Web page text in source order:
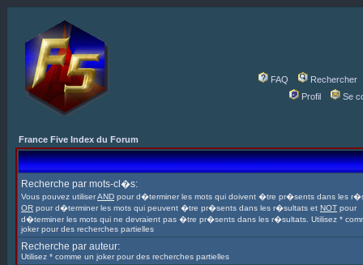
FAQ
Rechercher
Profil
Se
France Five Index du Forum
Recherche par mots-cl�s:
Vous pouvez utiliserAND pour d�terminer les mots qui doivent �tre pr�sents dans les
OR pour d�terminer les mots qui peuvent �tre pr�sents dans les r�sultats et NOT pour
d�terminer les mots qui ne devraient pas �tre pr�sents dans les r�sultats. Utilisez *
joker pour des recherches partielles
Recherche par auteur:
Utilisez * comme un joker pour des recherches partielles